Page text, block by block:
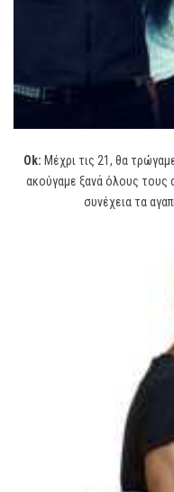
Ok: Μέχρι τις 21, θα
ακούγαμε ξανά όλους τους
συνέχεια τα